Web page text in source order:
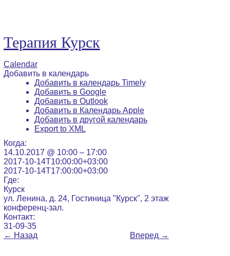
Терапия Курск
Calendar
Добавить в календарь
Добавить в календарь Timely
Добавить в Google
Добавить в Outlook
Добавить в Календарь Apple
Добавить в другой календарь
Export to XML
Когда:
14.10.2017 @ 10:00 – 17:00
2017-10-14T10:00:00+03:00
2017-10-14T17:00:00+03:00
Где:
Курск
ул. Ленина, д. 24, Гостиница "Курск", 2 этаж
конференц-зал.
Контакт:
31-09-35
← Назад Вперед →